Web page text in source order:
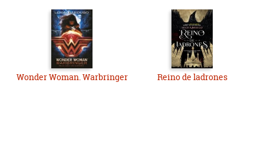
Wonder Woman. Warbringer Reino de ladrones